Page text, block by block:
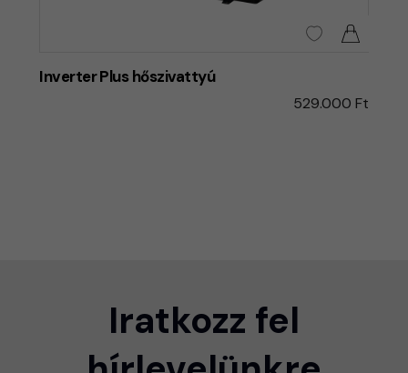
Inverter Plus hőszivattyú
529.000 Ft
Iratkozz fel